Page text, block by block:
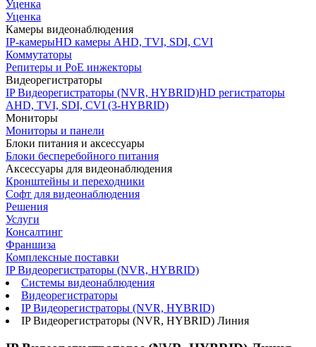
Уценка
Уценка
Камеры видеонаблюдения
IP-камерыHD камеры AHD, TVI, SDI, CVI
Коммутаторы
Репитеры и PoE инжекторы
Видеорегистраторы
IP Видеорегистраторы (NVR, HYBRID)HD регистраторы
AHD, TVI, SDI, CVI (3-HYBRID)
Мониторы
Мониторы и панели
Блоки питания и аксессуары
Блоки бесперебойного питания
Аксессуары для видеонаблюдения
Кронштейны и переходники
Софт для видеонаблюдения
Решения
Услуги
Консалтинг
Франшиза
Комплексные поставки
IP Видеорегистраторы (NVR, HYBRID)
Системы видеонаблюдения
Видеорегистраторы
IP Видеорегистраторы (NVR, HYBRID)
IP Видеорегистраторы (NVR, HYBRID) Линия